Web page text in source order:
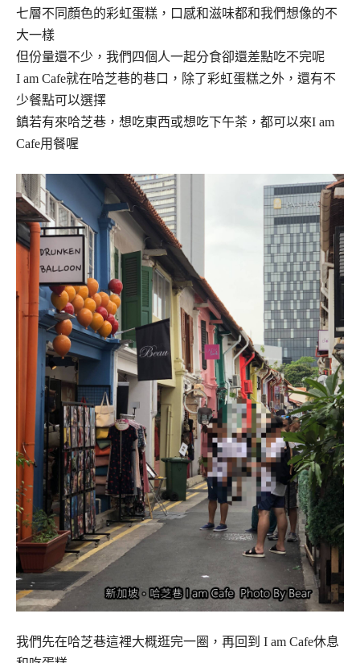
七層不同顏色的彩虹蛋糕，口感和滋味都和我們想像的不
大一樣
但份量還不少，我們四個人一起分食卻還差點吃不完呢
I am Cafe就在哈芝巷的巷口，除了彩虹蛋糕之外，還有不
少餐點可以選擇
鎮若有來哈芝巷，想吃東西或想吃下午茶，都可以來I am
Cafe用餐喔
我們先在哈芝巷這裡大概逛完一圈，再回到 I am Cafe休息